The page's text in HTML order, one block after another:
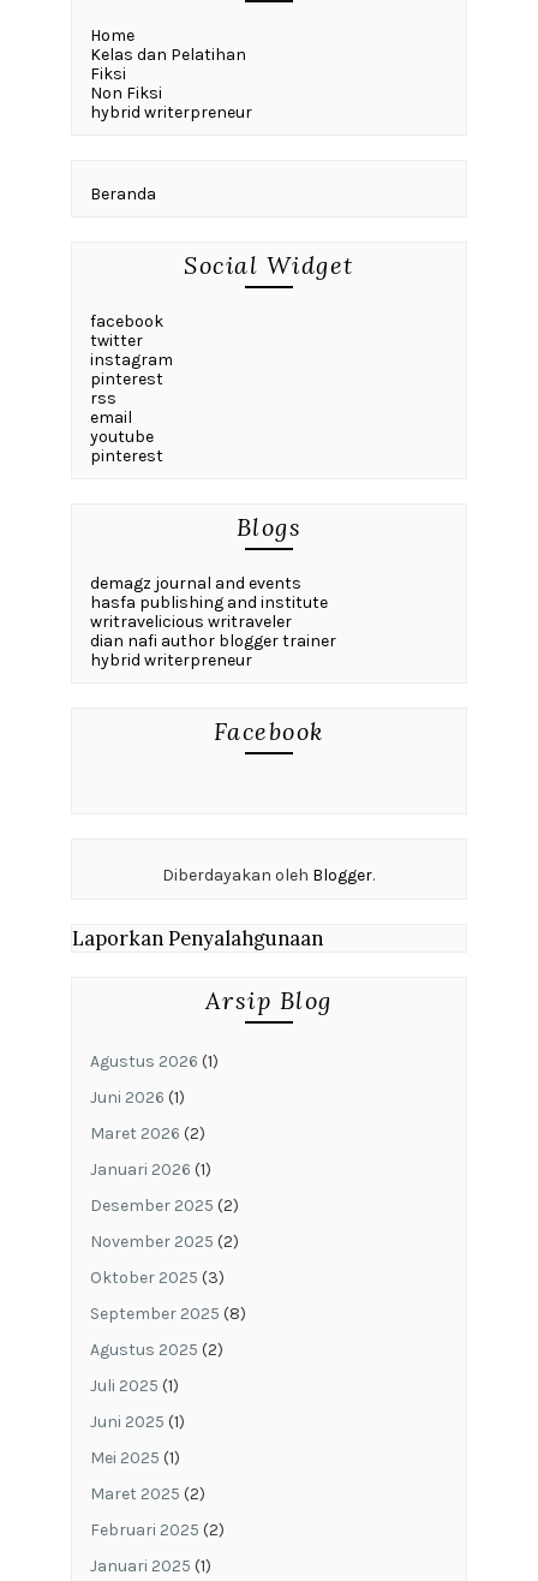
Home
Kelas dan Pelatihan
Fiksi
Non Fiksi
hybrid writerpreneur
Beranda
Social Widget
facebook
twitter
instagram
pinterest
rss
email
youtube
pinterest
Blogs
demagz journal and events
hasfa publishing and institute
writravelicious writraveler
dian nafi author blogger trainer
hybrid writerpreneur
Facebook
Diberdayakan oleh Blogger.
Laporkan Penyalahgunaan
Arsip Blog
Agustus 2026 (1)
Juni 2026 (1)
Maret 2026 (2)
Januari 2026 (1)
Desember 2025 (2)
November 2025 (2)
Oktober 2025 (3)
September 2025 (8)
Agustus 2025 (2)
Juli 2025 (1)
Juni 2025 (1)
Mei 2025 (1)
Maret 2025 (2)
Februari 2025 (2)
Januari 2025 (1)